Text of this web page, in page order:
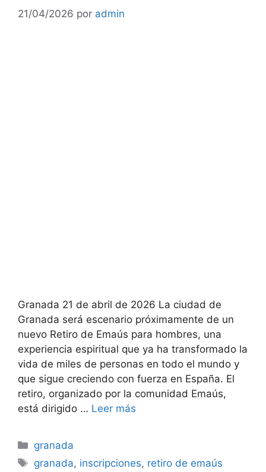
21/04/2026 por admin
Granada 21 de abril de 2026 La ciudad de
Granada será escenario próximamente de un
nuevo Retiro de Emaús para hombres, una
experiencia espiritual que ya ha transformado la
vida de miles de personas en todo el mundo y
que sigue creciendo con fuerza en España. El
retiro, organizado por la comunidad Emaús,
está dirigido … Leer más
Categorías
granada
Etiquetas
granada, inscripciones, retiro de emaús